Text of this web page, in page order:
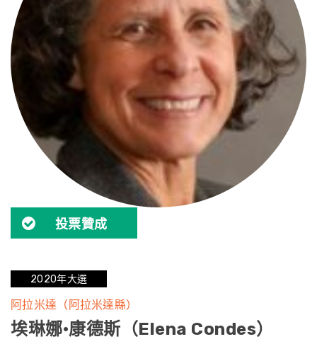
投票贊成
2020年大選
阿拉米達（阿拉米達縣）
埃琳娜·康德斯（Elena Condes）